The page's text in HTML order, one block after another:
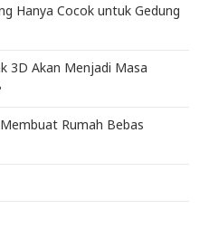
Hanya Cocok untuk Gedung
3D Akan Menjadi Masa
Rumah Bebas